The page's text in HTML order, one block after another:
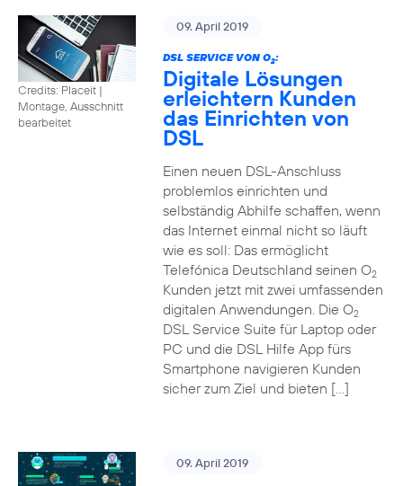
Credits: Placeit |
Montage, Ausschnitt
bearbeitet
09. April 2019
DSL SERVICE VON O2:
Digitale Lösungen
erleichtern Kunden
das Einrichten von
DSL
Einen neuen DSL-Anschluss
problemlos einrichten und
selbständig Abhilfe schaffen, wenn
das Internet einmal nicht so läuft
wie es soll: Das ermöglicht
Telefónica Deutschland seinen O2
Kunden jetzt mit zwei umfassenden
digitalen Anwendungen. Die O2
DSL Service Suite für Laptop oder
PC und die DSL Hilfe App fürs
Smartphone navigieren Kunden
sicher zum Ziel und bieten […]
09. April 2019